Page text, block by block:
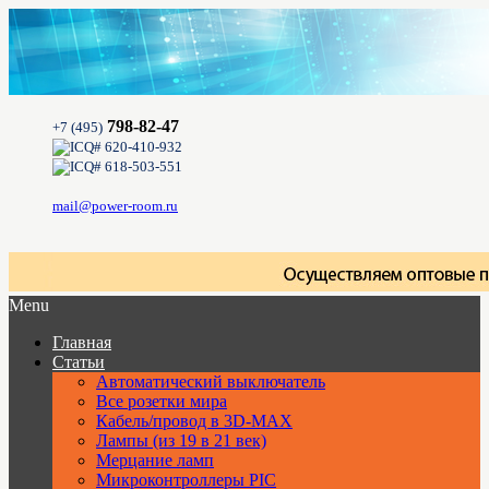
+7 (495) 798-82-47
620-410-932
618-503-551
mail@power-room.ru
Menu
Главная
Статьи
Автоматический выключатель
Все розетки мира
Кабель/провод в 3D-MAX
Лампы (из 19 в 21 век)
Мерцание ламп
Микроконтроллеры PIC